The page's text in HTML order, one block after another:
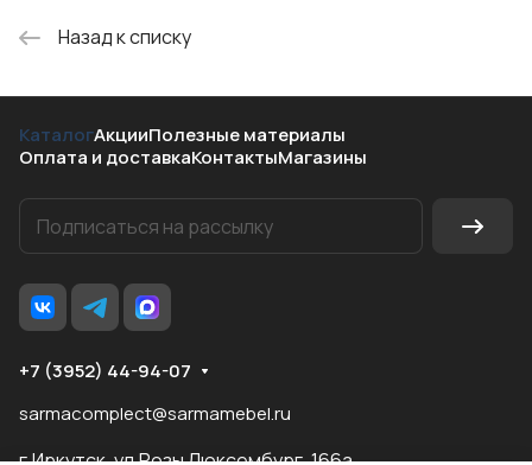
Назад к списку
КаталогАкцииПолезные материалы
Оплата и доставкаКонтактыМагазины
+7 (3952) 44-94-07
sarmacomplect@sarmamebel.ru